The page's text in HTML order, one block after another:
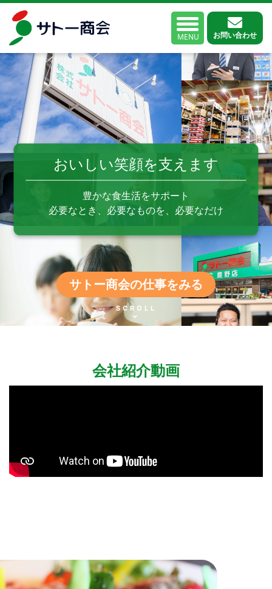
MENU お問い合わせ
おいしい笑顔を支えます
豊かな食生活をサポート
必要なとき、必要なものを、必要なだけ
サトー商会の仕事をみる
SCROLL
会社紹介動画